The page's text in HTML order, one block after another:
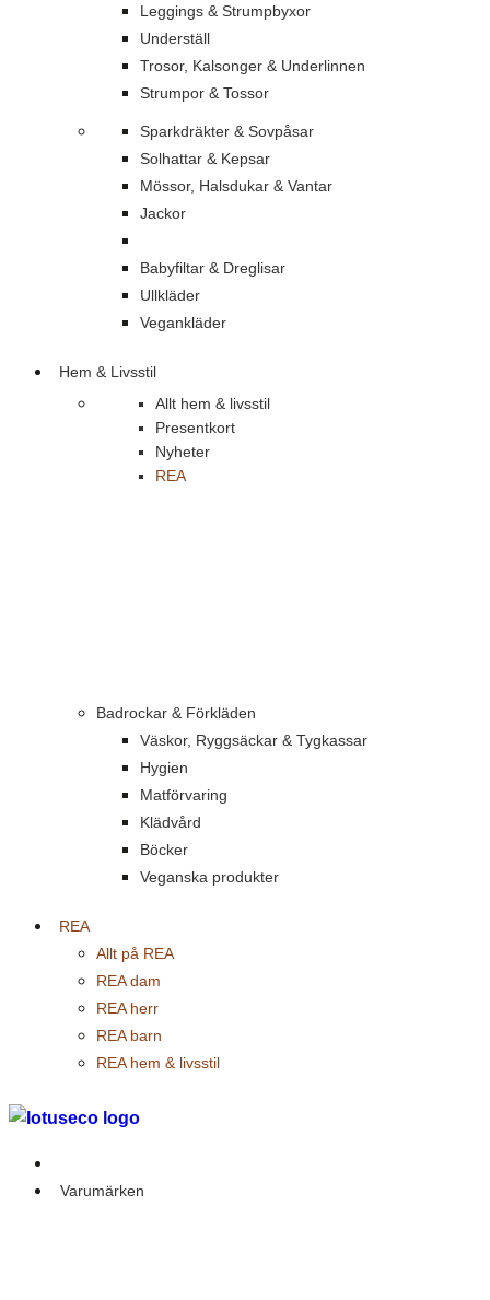
Leggings & Strumpbyxor
Underställ
Trosor, Kalsonger & Underlinnen
Strumpor & Tossor
Sparkdräkter & Sovpåsar
Solhattar & Kepsar
Mössor, Halsdukar & Vantar
Jackor
Babyfiltar & Dreglisar
Ullkläder
Vegankläder
Hem & Livsstil
Allt hem & livsstil
Presentkort
Nyheter
REA
Badrockar & Förkläden
Väskor, Ryggsäckar & Tygkassar
Hygien
Matförvaring
Klädvård
Böcker
Veganska produkter
REA
Allt på REA
REA dam
REA herr
REA barn
REA hem & livsstil
Varumärken